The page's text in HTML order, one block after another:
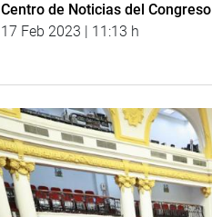
Centro de Noticias del Congreso
17 Feb 2023 | 11:13 h